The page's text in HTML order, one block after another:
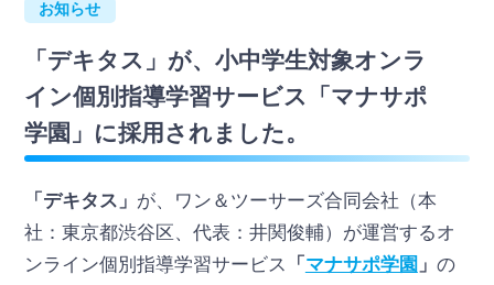
お知らせ
「デキタス」が、小中学生対象オンラ
イン個別指導学習サービス「マナサポ
学園」に採用されました。
「デキタス」 が、ワン＆ツーサーズ合同会社（本
社：東京都渋谷区、代表：井関俊輔）が運営するオ
ンライン個別指導学習サービス 「 マナサポ学園 」 の